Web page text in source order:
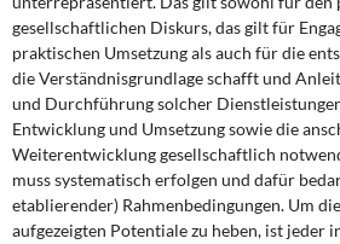
gesellschaftlichen Diskurs, das gilt für
praktischen Umsetzung als auch für die
die Verständnisgrundlage schafft und
und Durchführung solcher
Entwicklung und Umsetzung sowie die
Weiterentwicklung gesellschaftlich
muss systematisch erfolgen und dafür
etablierender) Rahmenbedingungen. Um
aufgezeigten Potentiale zu heben, ist jeder